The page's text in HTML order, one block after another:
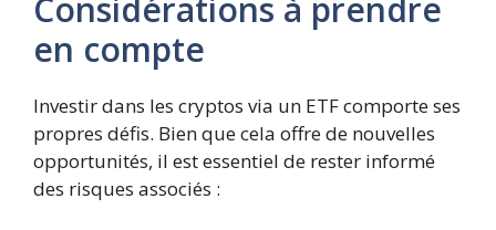
Considérations à prendre
en compte
Investir dans les cryptos via un ETF comporte ses
propres défis. Bien que cela offre de nouvelles
opportunités, il est essentiel de rester informé
des risques associés :